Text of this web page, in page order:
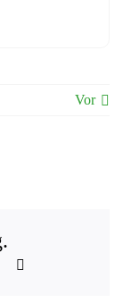
Vor